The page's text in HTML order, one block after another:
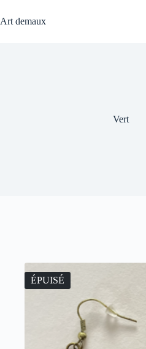
au
contenu
Art demaux
Vert
ÉPUISÉ